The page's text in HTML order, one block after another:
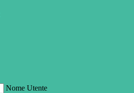
Nome Utente